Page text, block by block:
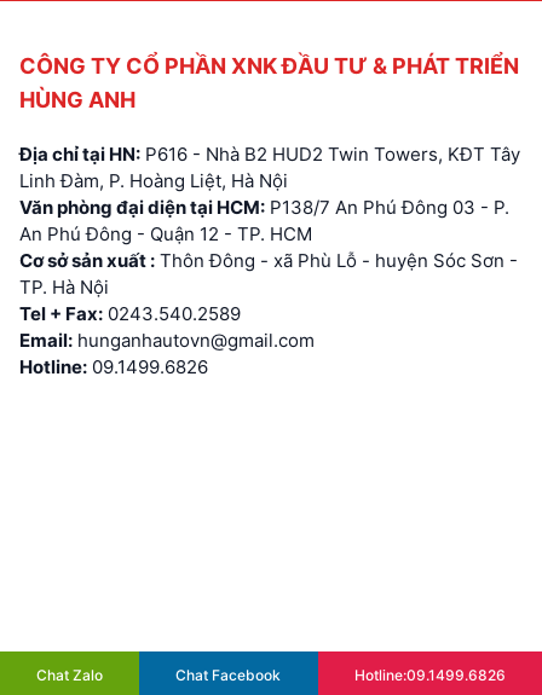
CÔNG TY CỔ PHẦN XNK ĐẦU TƯ & PHÁT TRIỂN
HÙNG ANH
Địa chỉ tại HN: P616 - Nhà B2 HUD2 Twin Towers, KĐT Tây
Linh Đàm, P. Hoàng Liệt, Hà Nội
Văn phòng đại diện tại HCM: P138/7 An Phú Đông 03 - P.
An Phú Đông - Quận 12 - TP. HCM
Cơ sở sản xuất : Thôn Đông - xã Phù Lỗ - huyện Sóc Sơn -
TP. Hà Nội
Tel + Fax: 0243.540.2589
Email: hunganhautovn@gmail.com
Hotline: 09.1499.6826
Chat Zalo Chat Facebook Hotline:09.1499.6826